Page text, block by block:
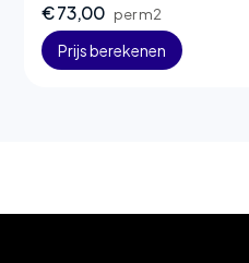
€ 73,00 per m2
Prijs berekenen